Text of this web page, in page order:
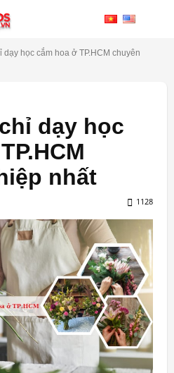
dạy học cắm hoa ở TP.HCM chuyên
dạy học
nhất
1128